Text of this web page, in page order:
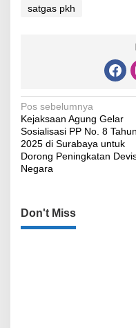
satgas pkh
Navigasi
pos
Pos sebelumnya
Kejaksaan Agung Gelar
Sosialisasi PP No. 8 Tahun
2025 di Surabaya untuk
Dorong Peningkatan
Negara
Don't Miss